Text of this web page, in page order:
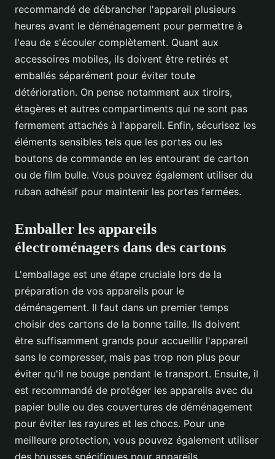
recommandé de débrancher l'appareil plusieurs
heures avant le déménagement pour permettre à
l'eau de s'écouler complètement. Quant aux
accessoires mobiles, ils doivent être retirés et
emballés séparément pour éviter toute
détérioration. On pense notamment aux tiroirs,
étagères et autres compartiments qui ne sont pas
fermement attachés à l'appareil. Enfin, sécurisez les
éléments sensibles tels que les portes ou les
boutons de commande en les entourant de carton
ou de film bulle. Vous pouvez également utiliser du
ruban adhésif pour maintenir les portes fermées.
Emballer les appareils
électroménagers dans des cartons
L'emballage est une étape cruciale lors de la
préparation de vos appareils pour le
déménagement. Il faut dans un premier temps
choisir des cartons de la bonne taille. Ils doivent
être suffisamment grands pour accueillir l'appareil
sans le compresser, mais pas trop non plus pour
éviter qu'il ne bouge pendant le transport. Ensuite, il
est recommandé de protéger les appareils avec du
papier bulle ou des couvertures de déménagement
pour éviter les rayures et les chocs. Pour une
meilleure protection, vous pouvez également utiliser